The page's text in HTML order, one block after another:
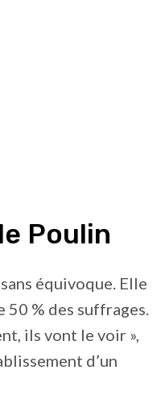
Poulin
équivoque. Elle
% des suffrages.
ils vont le voir »,
d’un